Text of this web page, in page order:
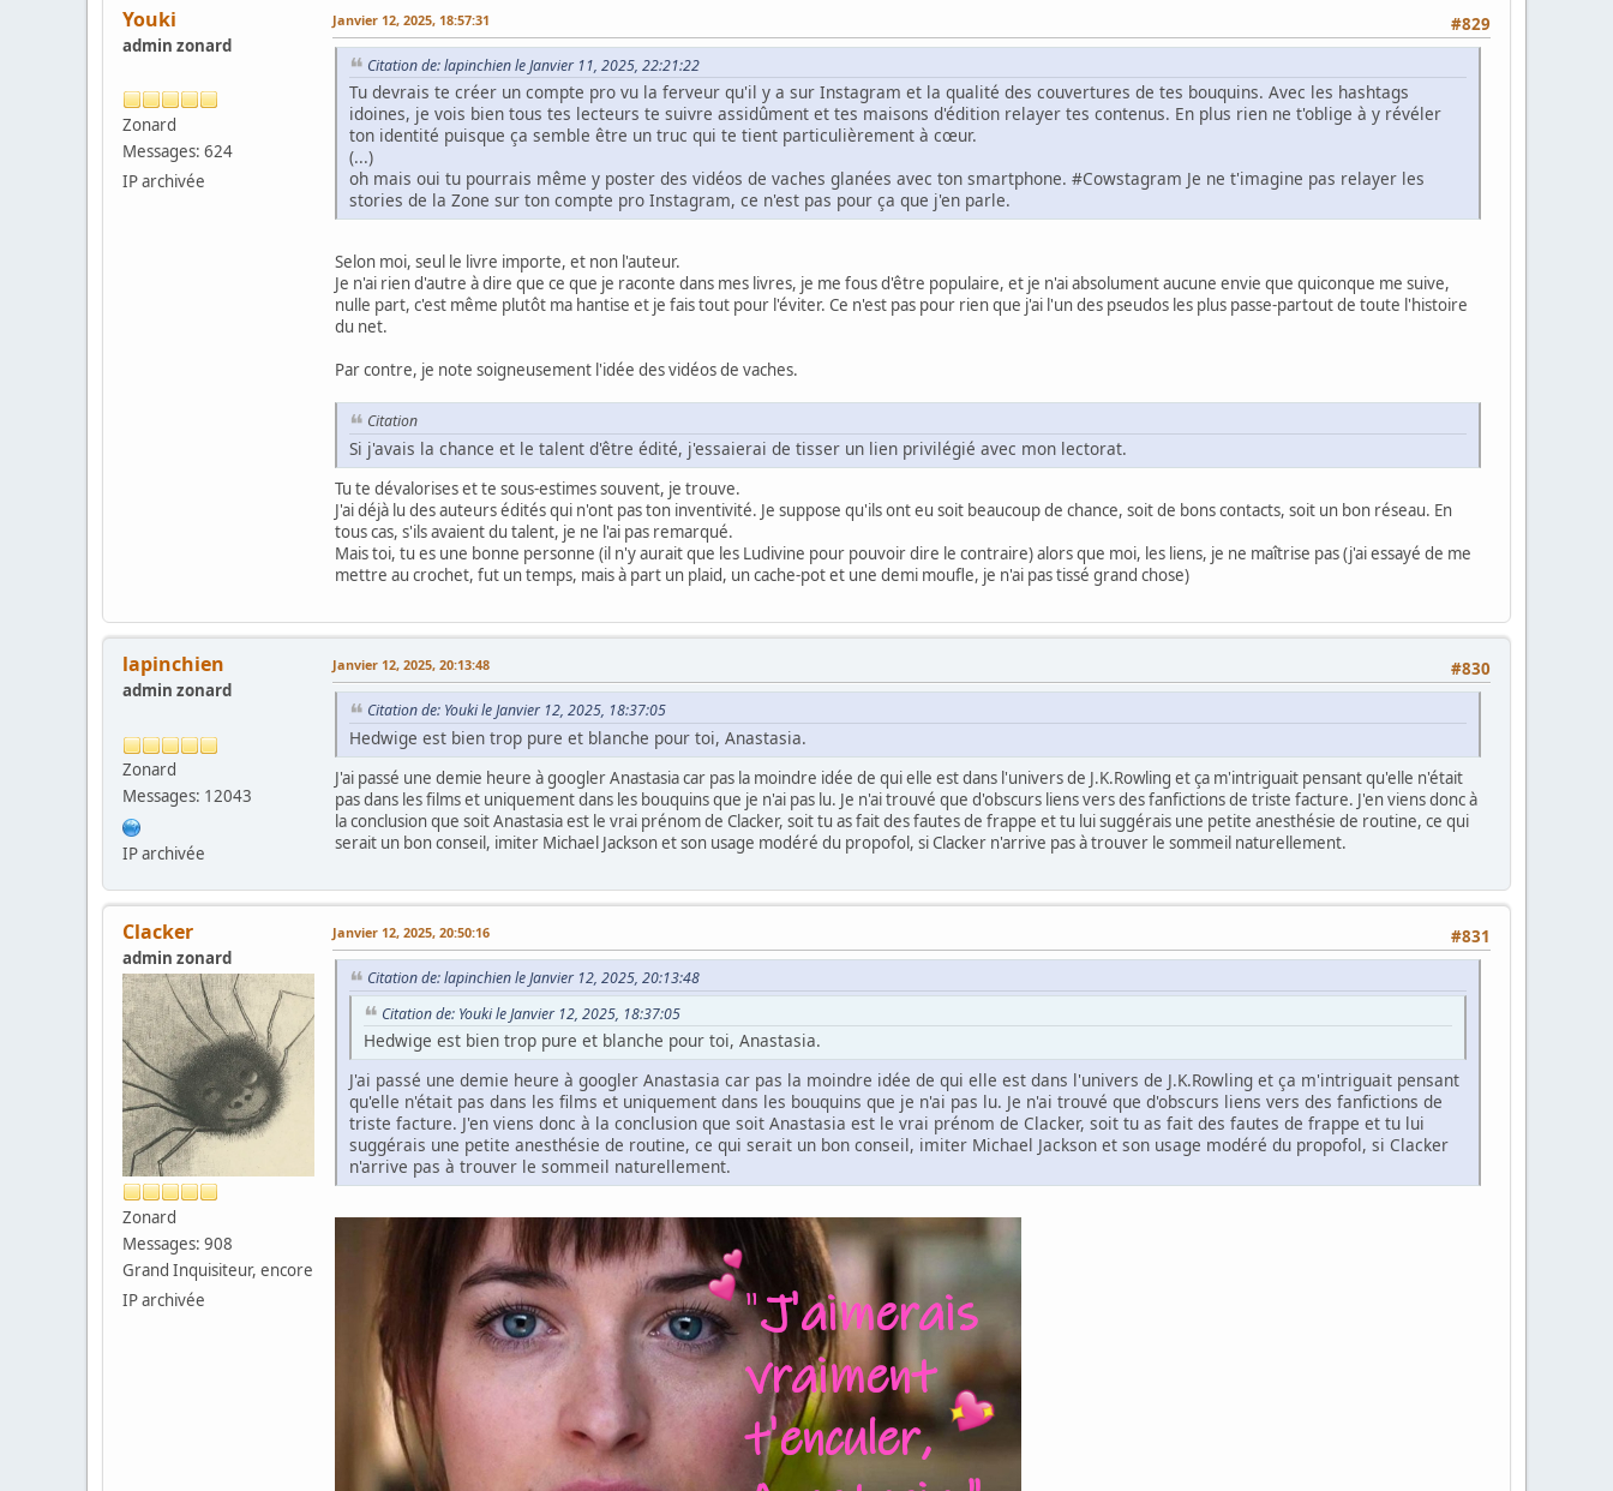
Youki
admin zonard
Zonard
Messages: 624
IP archivée
#829
Janvier 12, 2025, 18:57:31
Citation de: lapinchien le Janvier 11, 2025, 22:21:22
Tu devrais te créer un compte pro vu la ferveur qu'il y a sur Instagram et la qualité des couvertures de tes bouquins. Avec les hashtags
idoines, je vois bien tous tes lecteurs te suivre assidûment et tes maisons d'édition relayer tes contenus. En plus rien ne t'oblige à y révéler
ton identité puisque ça semble être un truc qui te tient particulièrement à cœur.
(...)
oh mais oui tu pourrais même y poster des vidéos de vaches glanées avec ton smartphone. #Cowstagram Je ne t'imagine pas relayer les
stories de la Zone sur ton compte pro Instagram, ce n'est pas pour ça que j'en parle.
Selon moi, seul le livre importe, et non l'auteur.
Je n'ai rien d'autre à dire que ce que je raconte dans mes livres, je me fous d'être populaire, et je n'ai absolument aucune envie que quiconque me suive,
nulle part, c'est même plutôt ma hantise et je fais tout pour l'éviter. Ce n'est pas pour rien que j'ai l'un des pseudos les plus passe-partout de toute l'histoire
du net.
Par contre, je note soigneusement l'idée des vidéos de vaches.
Citation
Si j'avais la chance et le talent d'être édité, j'essaierai de tisser un lien privilégié avec mon lectorat.
Tu te dévalorises et te sous-estimes souvent, je trouve.
J'ai déjà lu des auteurs édités qui n'ont pas ton inventivité. Je suppose qu'ils ont eu soit beaucoup de chance, soit de bons contacts, soit un bon réseau. En
tous cas, s'ils avaient du talent, je ne l'ai pas remarqué.
Mais toi, tu es une bonne personne (il n'y aurait que les Ludivine pour pouvoir dire le contraire) alors que moi, les liens, je ne maîtrise pas (j'ai essayé de me
mettre au crochet, fut un temps, mais à part un plaid, un cache-pot et une demi moufle, je n'ai pas tissé grand chose)
lapinchien
admin zonard
Zonard
Messages: 12043
IP archivée
#830
Janvier 12, 2025, 20:13:48
Citation de: Youki le Janvier 12, 2025, 18:37:05
Hedwige est bien trop pure et blanche pour toi, Anastasia.
J'ai passé une demie heure à googler Anastasia car pas la moindre idée de qui elle est dans l'univers de J.K.Rowling et ça m'intriguait pensant qu'elle n'était
pas dans les films et uniquement dans les bouquins que je n'ai pas lu. Je n'ai trouvé que d'obscurs liens vers des fanfictions de triste facture. J'en viens donc à
la conclusion que soit Anastasia est le vrai prénom de Clacker, soit tu as fait des fautes de frappe et tu lui suggérais une petite anesthésie de routine, ce qui
serait un bon conseil, imiter Michael Jackson et son usage modéré du propofol, si Clacker n'arrive pas à trouver le sommeil naturellement.
Clacker
admin zonard
Zonard
Messages: 908
Grand Inquisiteur, encore
IP archivée
#831
Janvier 12, 2025, 20:50:16
Citation de: lapinchien le Janvier 12, 2025, 20:13:48
Citation de: Youki le Janvier 12, 2025, 18:37:05
Hedwige est bien trop pure et blanche pour toi, Anastasia.
J'ai passé une demie heure à googler Anastasia car pas la moindre idée de qui elle est dans l'univers de J.K.Rowling et ça m'intriguait pensant
qu'elle n'était pas dans les films et uniquement dans les bouquins que je n'ai pas lu. Je n'ai trouvé que d'obscurs liens vers des fanfictions de
triste facture. J'en viens donc à la conclusion que soit Anastasia est le vrai prénom de Clacker, soit tu as fait des fautes de frappe et tu lui
suggérais une petite anesthésie de routine, ce qui serait un bon conseil, imiter Michael Jackson et son usage modéré du propofol, si Clacker
n'arrive pas à trouver le sommeil naturellement.